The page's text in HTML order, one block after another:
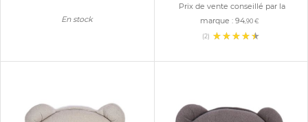
En stock
Prix de vente conseillé par la
marque : 94,90 €
(2)